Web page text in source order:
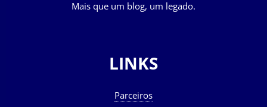
Mais que um blog, um legado.
LINKS
Parceiros